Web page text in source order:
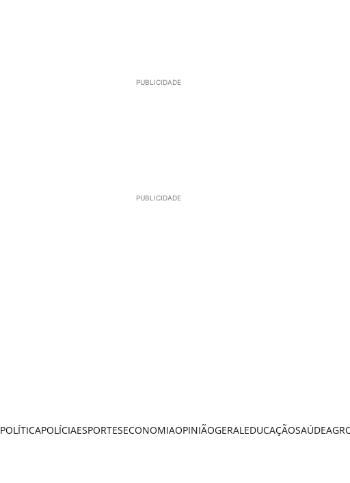
PUBLICIDADE
PUBLICIDADE
POLÍTICAPOLÍCIAESPORTESECONOMIAOPINIÃOGERALEDUCAÇÃOSAÚDE